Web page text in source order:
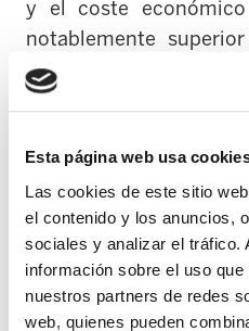
Esta página web usa
Las cookies de este sitio
el contenido y los anuncios,
sociales y analizar el tráfico.
información sobre el uso
nuestros partners de redes
web, quienes pueden
y el coste
notablemente
concluye que la
grados de tres años y
trabajadora de Euskal
1.- Se eliminaría de
educación
parte de la
grados y ampliación